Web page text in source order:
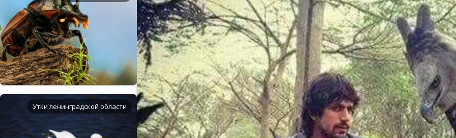
Утки ленинградской области